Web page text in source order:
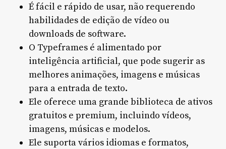
É fácil e rápido de usar, não requerendo
habilidades de edição de vídeo ou
downloads de software.
O Typeframes é alimentado por
inteligência artificial, que pode sugerir as
melhores animações, imagens e músicas
para a entrada de texto.
Ele oferece uma grande biblioteca de ativos
gratuitos e premium, incluindo vídeos,
imagens, músicas e modelos.
Ele suporta vários idiomas e formatos,